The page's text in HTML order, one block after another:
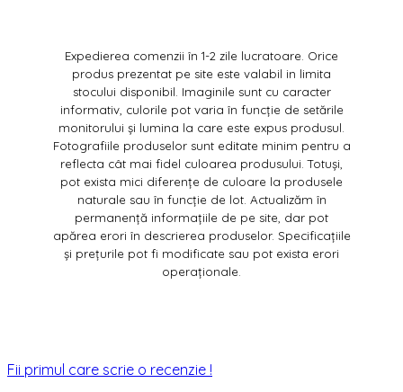
Expedierea comenzii în 1-2 zile lucratoare. Orice
produs prezentat pe site este valabil in limita
stocului disponibil. Imaginile sunt cu caracter
informativ, culorile pot varia în funcție de setările
monitorului și lumina la care este expus produsul.
Fotografiile produselor sunt editate minim pentru a
reflecta cât mai fidel culoarea produsului. Totuși,
pot exista mici diferențe de culoare la produsele
naturale sau în funcție de lot. Actualizăm în
permanență informațiile de pe site, dar pot
apărea erori în descrierea produselor. Specificațiile
și prețurile pot fi modificate sau pot exista erori
operaționale.
Fii primul care scrie o recenzie !